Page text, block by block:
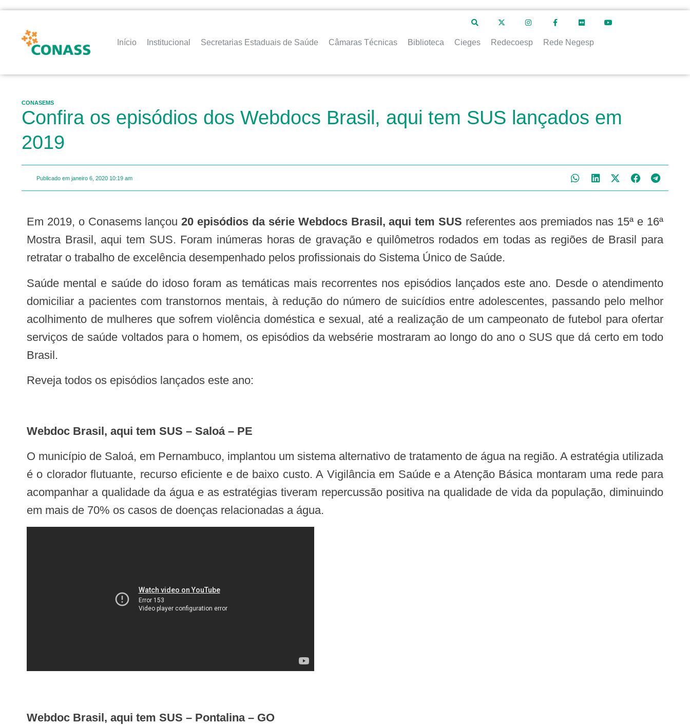
Início Institucional Secretarias Estaduais de Saúde Câmaras Técnicas Biblioteca Cieges Redecoesp Rede Negesp
CONASEMS
Confira os episódios dos Webdocs Brasil, aqui tem SUS lançados em
2019
Publicado em janeiro 6, 2020 10:19 am
Em 2019, o Conasems lançou20 episódios da série Webdocs Brasil, aqui tem SUS referentes aos premiados nas 15ª e 16ª
Mostra Brasil, aqui tem SUS. Foram inúmeras horas de gravação e quilômetros rodados em todas as regiões de Brasil para
retratar o trabalho de excelência desempenhado pelos profissionais do Sistema Único de Saúde.
Saúde mental e saúde do idoso foram as temáticas mais recorrentes nos episódios lançados este ano. Desde o atendimento
domiciliar a pacientes com transtornos mentais, à redução do número de suicídios entre adolescentes, passando pelo melhor
acolhimento de mulheres que sofrem violência doméstica e sexual, até a realização de um campeonato de futebol para ofertar
serviços de saúde voltados para o homem, os episódios da websérie mostraram ao longo do ano o SUS que dá certo em todo
Brasil.
Reveja todos os episódios lançados este ano:
Webdoc Brasil, aqui tem SUS – Saloá – PE
O município de Saloá, em Pernambuco, implantou um sistema alternativo de tratamento de água na região. A estratégia utilizada
é o clorador flutuante, recurso eficiente e de baixo custo. A Vigilância em Saúde e a Atenção Básica montaram uma rede para
acompanhar a qualidade da água e as estratégias tiveram repercussão positiva na qualidade de vida da população, diminuindo
em mais de 70% os casos de doenças relacionadas a água.
Webdoc Brasil, aqui tem SUS – Pontalina – GO